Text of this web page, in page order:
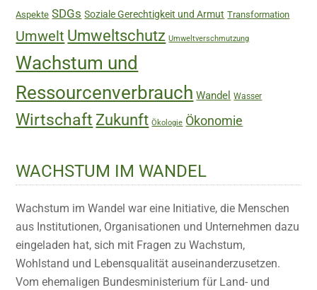
Aspekte SDGs Soziale Gerechtigkeit und Armut Transformation
Umwelt Umweltschutz Umweltverschmutzung
Wachstum und
Ressourcenverbrauch Wandel Wasser
Wirtschaft Zukunft Ökologie Ökonomie
WACHSTUM IM WANDEL
Wachstum im Wandel war eine Initiative, die Menschen
aus Institutionen, Organisationen und Unternehmen dazu
eingeladen hat, sich mit Fragen zu Wachstum,
Wohlstand und Lebensqualität auseinanderzusetzen.
Vom ehemaligen Bundesministerium für Land- und